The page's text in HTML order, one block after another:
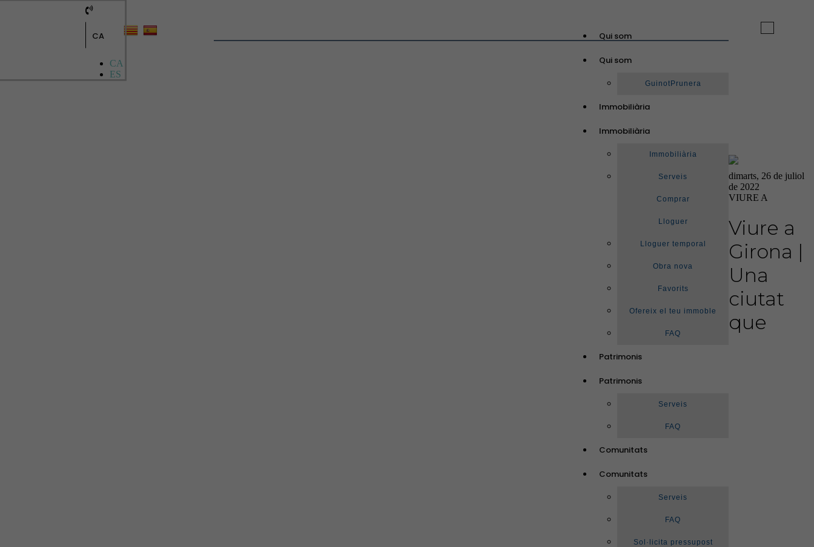
Toggle
Qui som
Qui som
GuinotPrunera
Immobiliària
Immobiliària
Immobiliària
Serveis
Comprar
Lloguer
Lloguer temporal
Obra nova
Favorits
Ofereix el teu immoble
FAQ
Patrimonis
Patrimonis
Serveis
FAQ
Comunitats
Comunitats
Serveis
FAQ
Sol·licita pressupost
CA
CA
ES
dimarts, 26 de juliol
de 2022
VIURE A
Viure a
Girona |
Una
ciutat
que